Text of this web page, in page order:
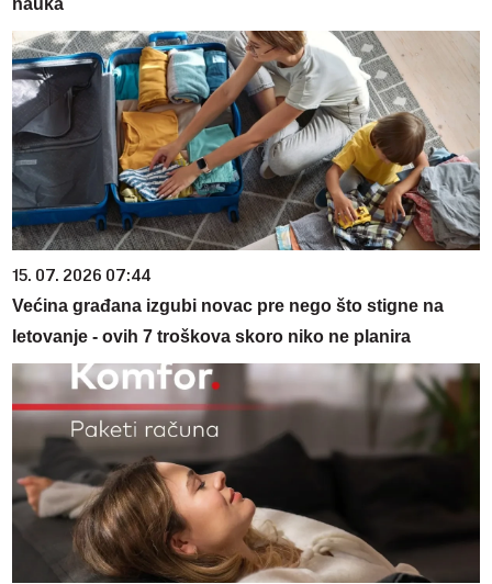
15. 07. 2026 07:44
Većina građana izgubi novac pre nego što stigne na
letovanje - ovih 7 troškova skoro niko ne planira